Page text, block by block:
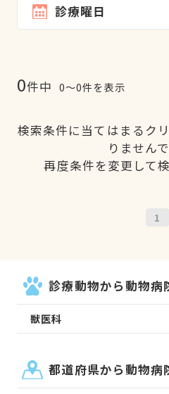
診療曜日
0件中 0〜0件を表示
検索条件に当てはまるク
りません
再度条件を変更して
1
診療動物から動物病
獣医科
都道府県から動物病